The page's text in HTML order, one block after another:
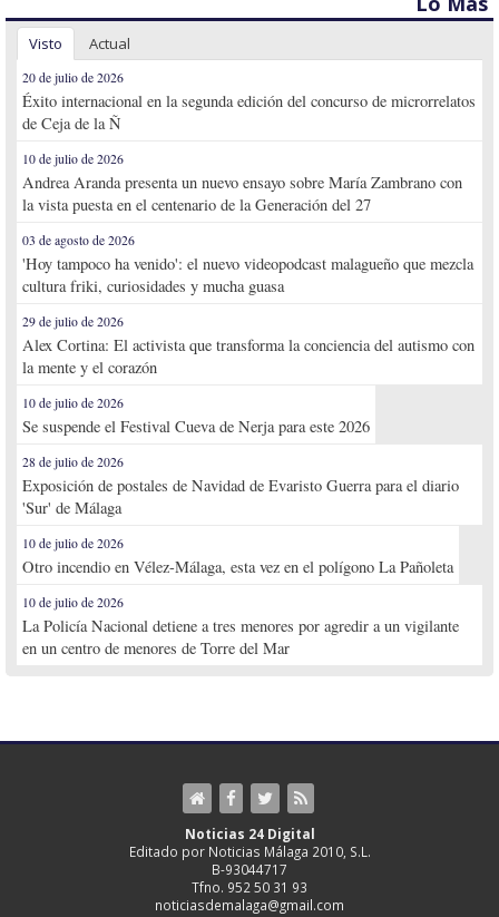
Visto Actual
20 de julio de 2026
Éxito internacional en la segunda edición del concurso de microrrelatos
de Ceja de la Ñ
10 de julio de 2026
Andrea Aranda presenta un nuevo ensayo sobre María Zambrano con
la vista puesta en el centenario de la Generación del 27
03 de agosto de 2026
'Hoy tampoco ha venido': el nuevo videopodcast malagueño que mezcla
cultura friki, curiosidades y mucha guasa
29 de julio de 2026
Alex Cortina: El activista que transforma la conciencia del autismo con
la mente y el corazón
10 de julio de 2026
Se suspende el Festival Cueva de Nerja para este 2026
28 de julio de 2026
Exposición de postales de Navidad de Evaristo Guerra para el diario
'Sur' de Málaga
10 de julio de 2026
Otro incendio en Vélez-Málaga, esta vez en el polígono La Pañoleta
10 de julio de 2026
La Policía Nacional detiene a tres menores por agredir a un vigilante
en un centro de menores de Torre del Mar
Noticias 24 Digital
Editado por Noticias Málaga 2010, S.L.
B-93044717
Tfno. 952 50 31 93
noticiasdemalaga@gmail.com